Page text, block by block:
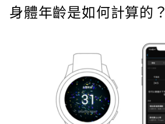
身體年齡是如何計算的？